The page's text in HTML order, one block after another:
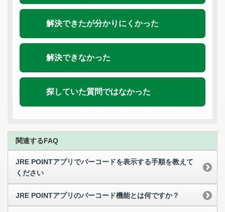
解決できたが分かりにくかった
解決できなかった
探していた質問ではなかった
関連するFAQ
JRE POINTアプリでバーコードを表示する手順を教えて
ください
JRE POINTアプリのバーコード機能とは何ですか？